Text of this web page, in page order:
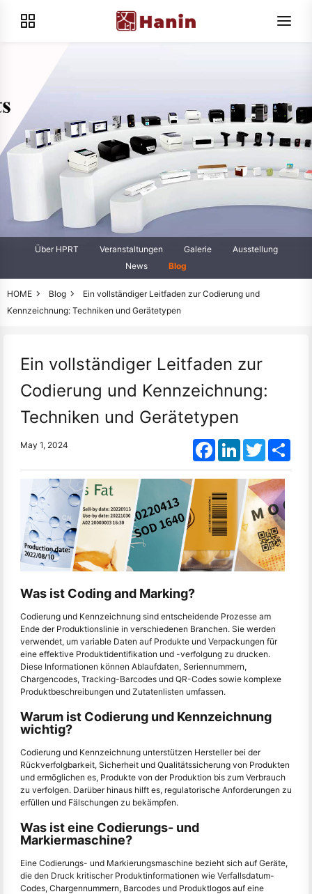
Über HPRT Veranstaltungen Galerie
Ausstellung
News
Blog
HOME Blog
Ein vollständiger Leitfaden zur Codierung und
Kennzeichnung: Techniken und Gerätetypen
Ein vollständiger Leitfaden zur
Codierung und Kennzeichnung:
Techniken und Gerätetypen
May 1, 2024 FacebookLinkedInTwitter
Was ist Coding and Marking?
Codierung und Kennzeichnung sind entscheidende Prozesse am
Ende der Produktionslinie in verschiedenen Branchen. Sie werden
verwendet, um variable Daten auf Produkte und Verpackungen für
eine effektive Produktidentifikation und -verfolgung zu drucken.
Diese Informationen können Ablaufdaten, Seriennummern,
Chargencodes, Tracking-Barcodes und QR-Codes sowie komplexe
Produktbeschreibungen und Zutatenlisten umfassen.
Warum ist Codierung und Kennzeichnung
wichtig?
Codierung und Kennzeichnung unterstützen Hersteller bei der
Rückverfolgbarkeit, Sicherheit und Qualitätssicherung von Produkten
und ermöglichen es, Produkte von der Produktion bis zum Verbrauch
zu verfolgen. Darüber hinaus hilft es, regulatorische Anforderungen zu
erfüllen und Fälschungen zu bekämpfen.
Was ist eine Codierungs- und
Markiermaschine?
Eine Codierungs- und Markierungsmaschine bezieht sich auf Geräte,
die den Druck kritischer Produktinformationen wie Verfallsdatum-
Codes, Chargennummern, Barcodes und Produktlogos auf eine